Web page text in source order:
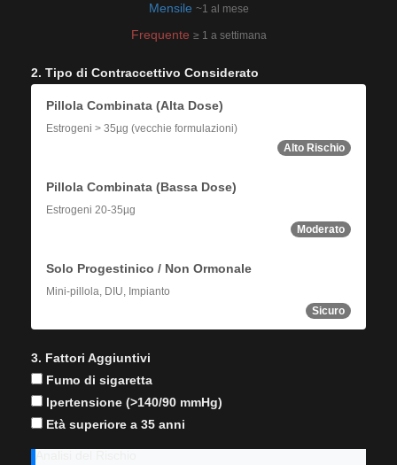
Mensile ~1 al mese
Frequente ≥ 1 a settimana
2. Tipo di Contraccettivo Considerato
Pillola Combinata (Alta Dose)
Estrogeni > 35µg (vecchie formulazioni)
Alto Rischio
Pillola Combinata (Bassa Dose)
Estrogeni 20-35µg
Moderato
Solo Progestinico / Non Ormonale
Mini-pillola, DIU, Impianto
Sicuro
3. Fattori Aggiuntivi
Fumo di sigaretta
Ipertensione (>140/90 mmHg)
Età superiore a 35 anni